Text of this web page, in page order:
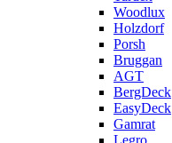
Woodlux
Holzdorf
Porsh
Bruggan
AGT
BergDeck
EasyDeck
Gamrat
Legro